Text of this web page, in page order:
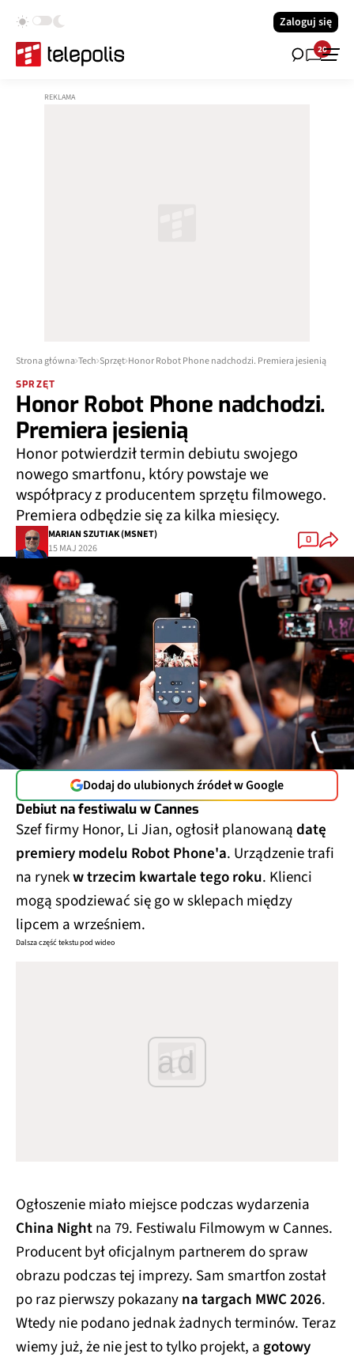
Zaloguj się
20
Strona główna Tech Sprzęt Honor Robot Phone nadchodzi. Premiera jesienią
SPRZĘT
Honor Robot Phone nadchodzi.
Premiera jesienią
Honor potwierdził termin debiutu swojego
nowego smartfonu, który powstaje we
współpracy z producentem sprzętu filmowego.
Premiera odbędzie się za kilka miesięcy.
MARIAN SZUTIAK (MSNET)
15 MAJ 2026
0
Dodaj do ulubionych źródeł w Google
Debiut na festiwalu w Cannes
Szef firmy Honor, Li Jian, ogłosił planowanądatę
premiery modelu Robot Phone'a. Urządzenie trafi
na rynekw trzecim kwartale tego roku. Klienci
mogą spodziewać się go w sklepach między
lipcem a wrześniem.
Dalsza część tekstu pod wideo
ad
Ogłoszenie miało miejsce podczas wydarzenia
China Nightna 79. Festiwalu Filmowym w Cannes.
Producent był oficjalnym partnerem do spraw
obrazu podczas tej imprezy. Sam smartfon został
po raz pierwszy pokazanyna targach MWC 2026.
Wtedy nie podano jednak żadnych terminów. Teraz
wiemy już, że nie jest to tylko projekt, a gotowy